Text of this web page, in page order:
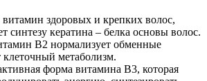
здоровых и крепких волос,
синтезу кератина – белка основы волос.
В2 нормализует обменные
клеточный метаболизм.
форма витамина В3, которая